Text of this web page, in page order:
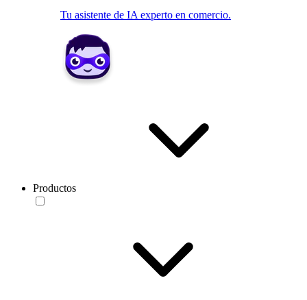
Tu asistente de IA experto en comercio.
Productos